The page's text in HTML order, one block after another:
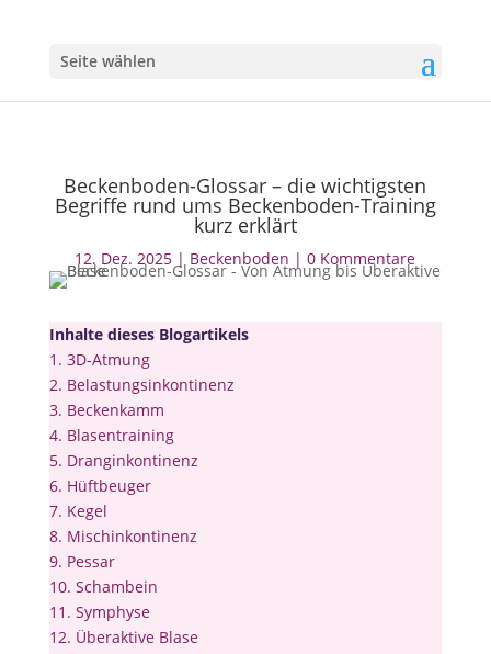
Seite wählen
Beckenboden-Glossar – die wichtigsten
Begriffe rund ums Beckenboden-Training
kurz erklärt
12. Dez. 2025 | Beckenboden |0 Kommentare
Inhalte dieses Blogartikels
1. 3D-Atmung
2. Belastungsinkontinenz
3. Beckenkamm
4. Blasentraining
5. Dranginkontinenz
6. Hüftbeuger
7. Kegel
8. Mischinkontinenz
9. Pessar
10. Schambein
11. Symphyse
12. Überaktive Blase